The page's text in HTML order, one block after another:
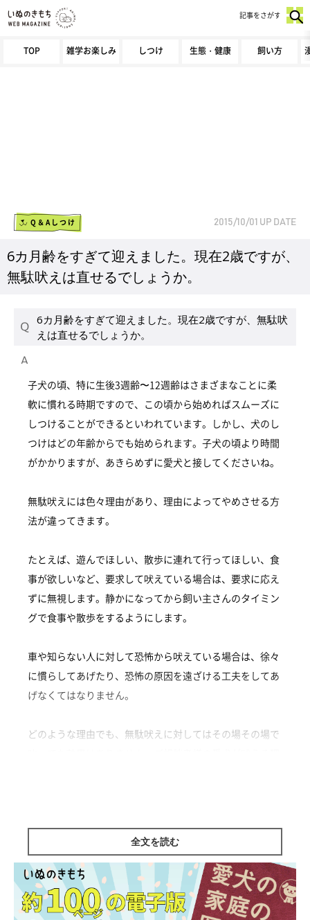
TOP 雑学お楽しみ しつけ 生態・健康 飼い方
記事をさがす
Q＆Aしつけ 2015/10/01 UP DATE
6カ月齢をすぎて迎えました。現在2歳ですが、
無駄吠えは直せるでしょうか。
6カ月齢をすぎて迎えました。現在2歳ですが、無駄吠
えは直せるでしょうか。
子犬の頃、特に生後3週齢〜12週齢はさまざまなことに柔
軟に慣れる時期ですので、この頃から始めればスムーズに
しつけることができるといわれています。しかし、犬のし
つけはどの年齢からでも始められます。子犬の頃より時間
がかかりますが、あきらめずに愛犬と接してくださいね。
無駄吠えには色々理由があり、理由によってやめさせる方
法が違ってきます。
たとえば、遊んでほしい、散歩に連れて行ってほしい、食
事が欲しいなど、要求して吠えている場合は、要求に応え
ずに無視します。静かになってから飼い主さんのタイミン
グで食事や散歩をするようにします。
車や知らない人に対して恐怖から吠えている場合は、徐々
に慣らしてあげたり、恐怖の原因を遠ざける工夫をしてあ
げなくてはなりません。
どのような理由でも、無駄吠えに対してはその場その場で
ミックス|♀|1歳10カ月
監修／いぬのきもち相談室 担当獣医師
全文を読む